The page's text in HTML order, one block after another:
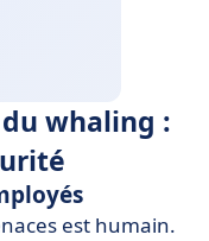
whaling :
est humain.